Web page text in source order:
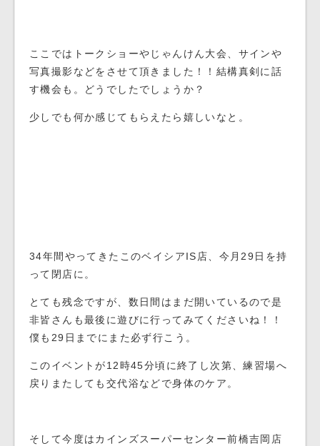
ここではトークショーやじゃんけん大会、サインや
写真撮影などをさせて頂きました！！結構真剣に話
す機会も。どうでしたでしょうか？
少しでも何か感じてもらえたら嬉しいなと。
34年間やってきたこのベイシアIS店、 今月29日を持
って閉店に。
とても残念ですが、数日間はまだ開いているので是
非皆さんも最後に遊びに行ってみてくださいね！！
僕も29日までにまた必ず行こう。
このイベントが12時45分頃に終了し次第、練習場へ
戻りまたしても交代浴などで身体のケア。
そして今度はカインズスーパーセンター前橋吉岡店